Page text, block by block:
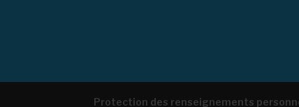
Protection des renseignements